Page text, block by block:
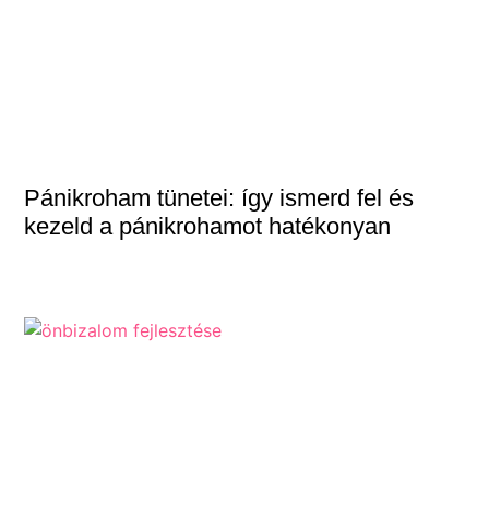
Pánikroham tünetei: így ismerd fel és
kezeld a pánikrohamot hatékonyan